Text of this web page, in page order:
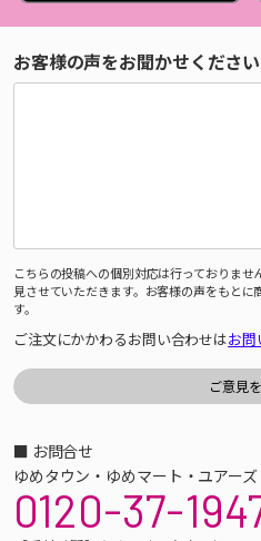
お客様の声をお聞かせください
こちらの投稿への個別対応は行っておりま
見させていただきます。お客様の声をもとに
す。
ご注文にかかわるお問い合わせはお問
■ お問合せ
ゆめタウン・ゆめマート・ユアーズ
0120-37-